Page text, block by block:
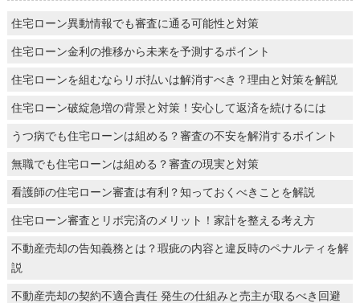
住宅ローン異動情報でも審査に通る可能性と対策
住宅ローン金利の推移から未来を予測するポイント
住宅ローンを組むならリボ払いは解消すべき？理由と対策を解説
住宅ローン破綻急増の背景と対策！安心して返済を続けるには
うつ病でも住宅ローンは組める？審査の不安を解消するポイント
無職でも住宅ローンは組める？審査の現実と対策
看護師の住宅ローン審査は有利？知っておくべきことを解説
住宅ローン審査とリボ完済のメリット！家計を整える考え方
不動産売却の告知義務とは？瑕疵の内容と違反時のペナルティを解
説
不動産売却の契約不適合責任 発生の仕組みと売主が取るべき回避